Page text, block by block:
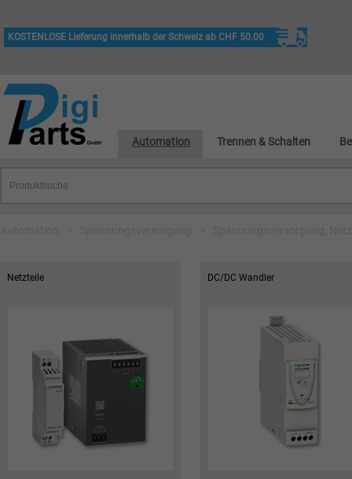
KOSTENLOSE Lieferung innerhalb der Schweiz ab CHF 50.00
Automation Trennen & Schalten
Netzteile DC/DC Wandler